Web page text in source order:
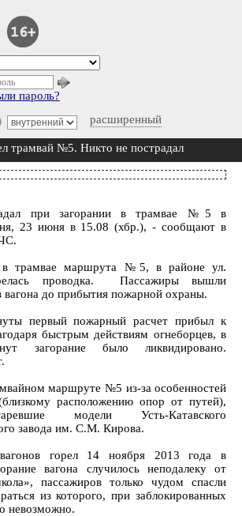
расширенный
пароль?
трамвай №5. Никто не пострадал
при загорании в трамвае №5 в
23 июня в 15.08 (хбр.), - сообщают в
в трамвае маршрута №5, в районе ул.
проводка. Пассажиры вышли
вагона до прибытия пожарной охраны.
первый пожарный расчет прибыл к
быстрым действиям огнеборцев, в
загорание было ликвидировано.
маршруте №5 из-за особенностей
расположению опор от путей),
модели Усть-Катавского
завода им. С.М. Кирова.
горел 14 ноября 2013 года в
вагона случилось неподалеку от
пассажиров только чудом спасли
из которого, при заблокированных
невозможно.